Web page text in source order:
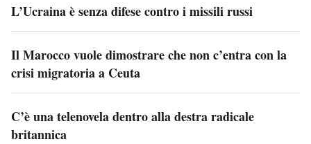
L’Ucraina è senza difese contro i missili russi
Il Marocco vuole dimostrare che non c’entra con la
crisi migratoria a Ceuta
C’è una telenovela dentro alla destra radicale
britannica